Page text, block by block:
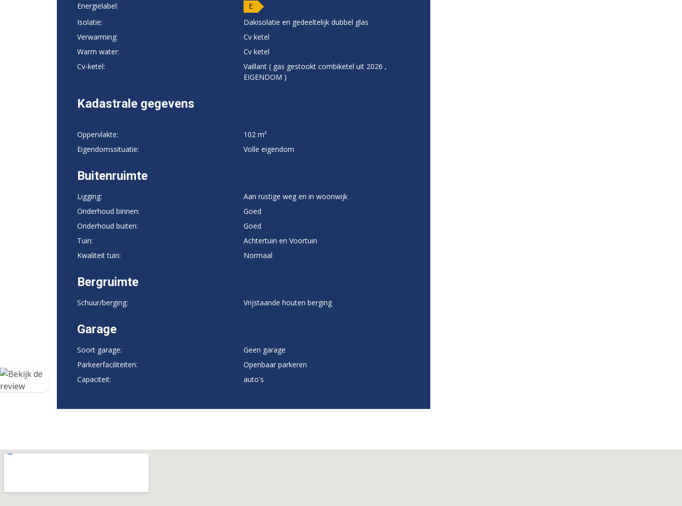
Energielabel:
E
Isolatie:
Dakisolatie en gedeeltelijk dubbel glas
Verwarming:
Cv ketel
Warm water:
Cv ketel
Cv-ketel:
Vaillant ( gas gestookt combiketel uit 2026 ,
EIGENDOM )
Kadastrale gegevens
Oppervlakte:
102 m²
Eigendomssituatie:
Volle eigendom
Buitenruimte
Ligging:
Aan rustige weg en in woonwijk
Onderhoud binnen:
Goed
Onderhoud buiten:
Goed
Tuin:
Achtertuin en Voortuin
Kwaliteit tuin:
Normaal
Bergruimte
Schuur/berging: Vrijstaande houten berging
Garage
Soort garage:
Geen garage
Parkeerfaciliteiten:
Openbaar parkeren
Capaciteit:
auto's